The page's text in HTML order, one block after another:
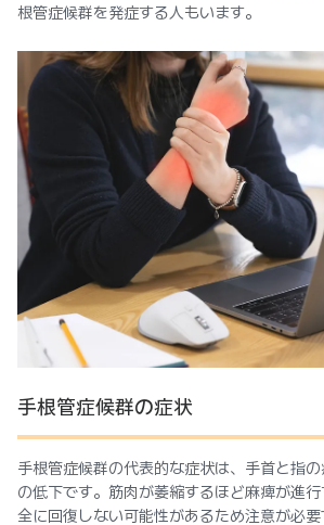
根管症候群を発症する人もいます。
手根管症候群の症状
手根管症候群の代表的な症状は、手首と指
の低下です。筋肉が萎縮するほど麻痺が進
全に回復しない可能性があるため注意が必要